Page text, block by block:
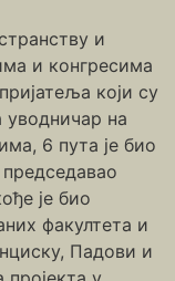
и
и конгресима
који су
уводничар на
6 пута је био
је био
факултета и
Падови и